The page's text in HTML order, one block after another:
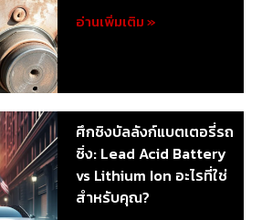
อ่านเพิ่มเติม »
ศึกชิงบัลลังก์แบตเตอรี่รถ
ซิ่ง: Lead Acid Battery
vs Lithium Ion อะไรที่ใช่
สำหรับคุณ?